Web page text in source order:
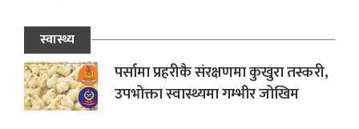
स्वास्थ्य
पर्सामा प्रहरीकै संरक्षणमा कुखुरा तस्करी,
उपभोक्ता स्वास्थ्यमा गम्भीर जोखिम